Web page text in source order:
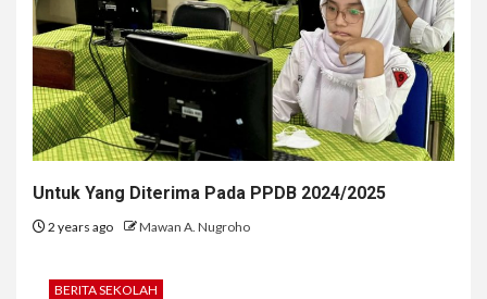
Untuk Yang Diterima Pada PPDB 2024/2025
2 years ago Mawan A. Nugroho
BERITA SEKOLAH